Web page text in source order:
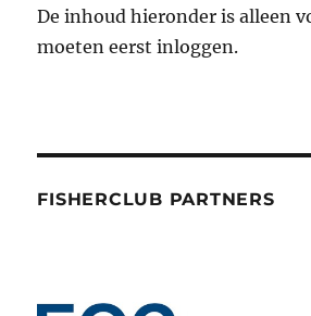
De inhoud hieronder is alleen
moeten eerst inloggen.
FISHERCLUB PARTNERS